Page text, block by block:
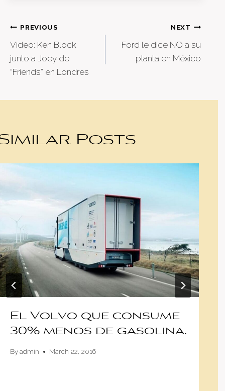
Post
navigation
PREVIOUS
Video: Ken Block
junto a Joey de
“Friends” en Londres
NEXT
Ford le dice NO a su
planta en México
Posts
El Volvo que consume
30% menos de gasolina.
Byadmin March 22, 2016